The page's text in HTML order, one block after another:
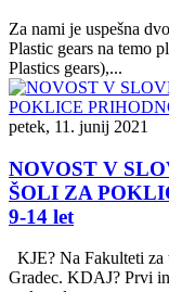
Za nami je uspešna
Plastic gears na temo
Plastics gears),...
petek, 11. junij 2021
NOVOST V
ŠOLI ZA
9-14 let
KJE? Na Fakulteti
Gradec. KDAJ? Prvi